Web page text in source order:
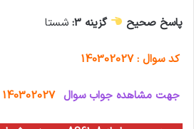
پاسخ صحیح گزینه 3: شستا
کد سوال : 140302027
جهت مشاهده جواب سوال 140302027